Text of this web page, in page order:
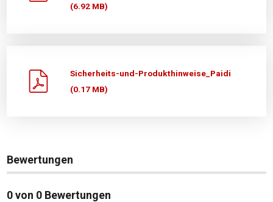
(6.92 MB)
Sicherheits-und-Produkthinweise_Paidi
(0.17 MB)
Bewertungen
0 von 0 Bewertungen